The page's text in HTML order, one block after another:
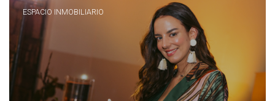
ESPACIO INMOBILIARIO